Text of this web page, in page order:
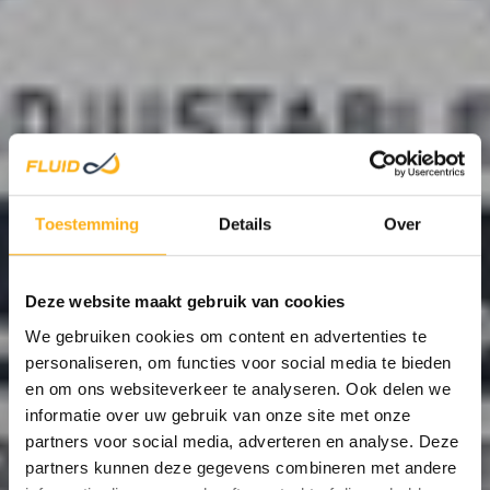
Toestemming Details Over
Deze website maakt gebruik van cookies
We gebruiken cookies om content en advertenties te
personaliseren, om functies voor social media te bieden
en om ons websiteverkeer te analyseren. Ook delen we
informatie over uw gebruik van onze site met onze
partners voor social media, adverteren en analyse. Deze
partners kunnen deze gegevens combineren met andere